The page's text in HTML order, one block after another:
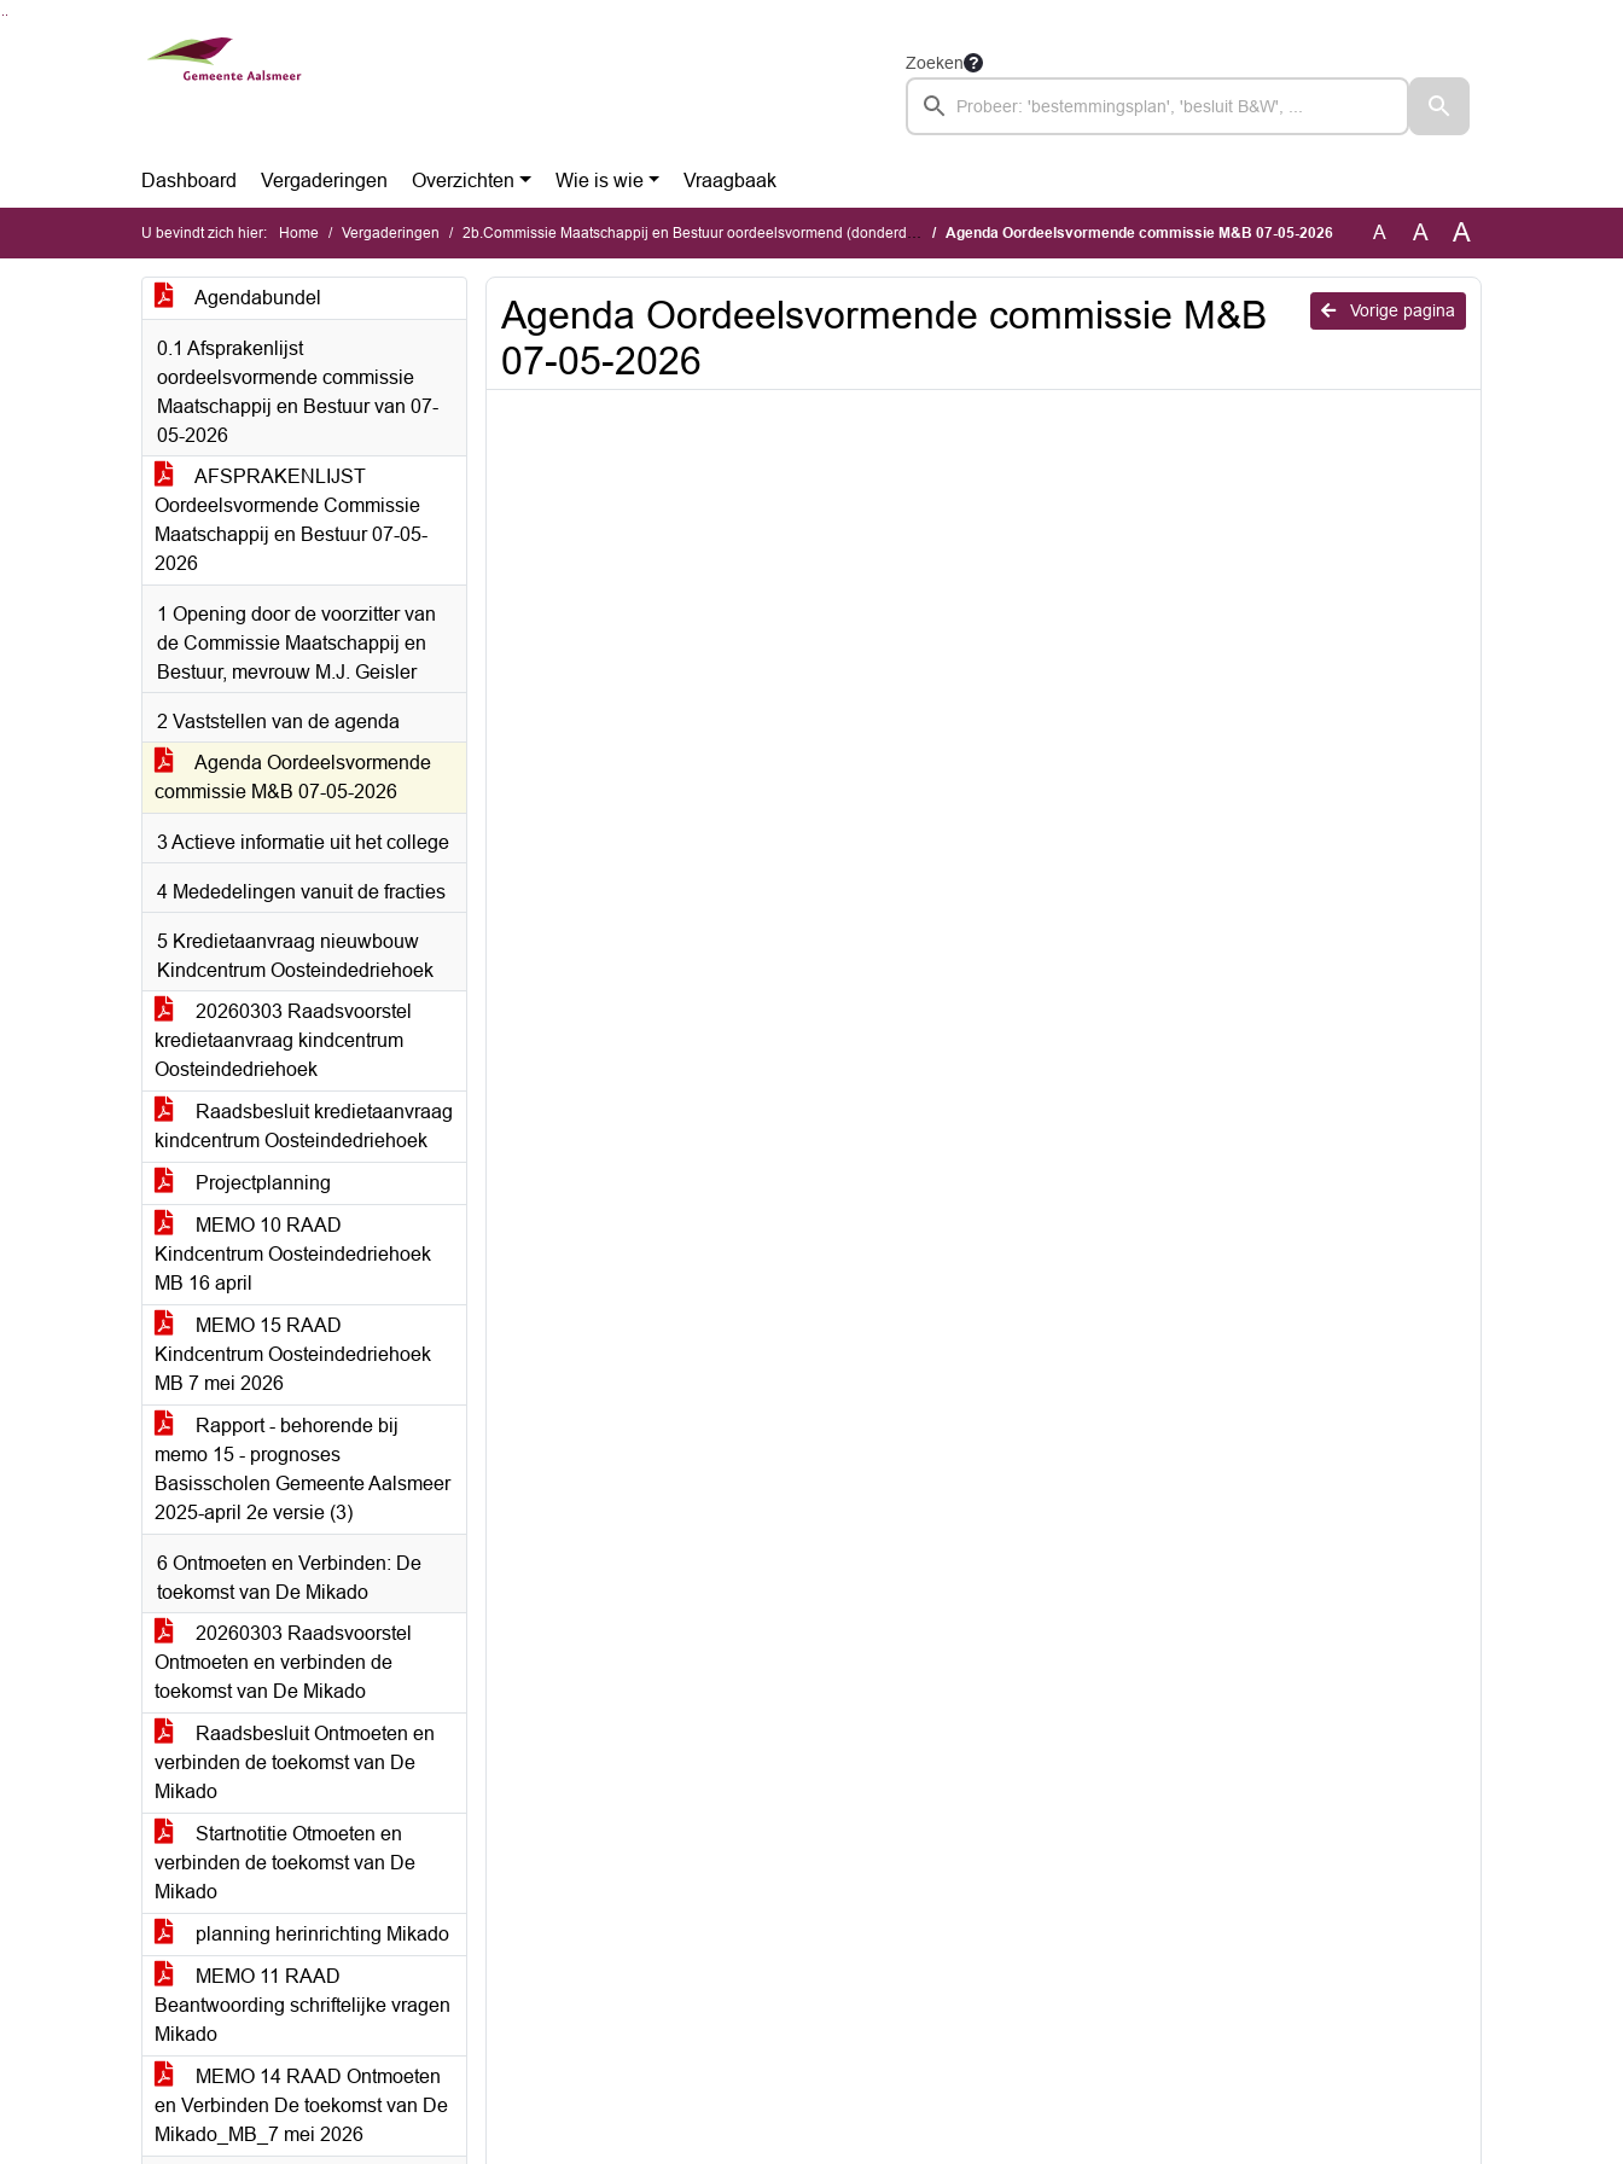
Zoeken
Dashboard Vergaderingen Overzichten Wie is wie Vraagbaak
U bevindt zich hier: Home Vergaderingen 2b.Commissie Maatschappij en Bestuur oordeelsvormend (donderdag 7 mei 2026) Agenda Oordeelsvormende commissie M&B 07-05-2026 A A A
Agendabundel
0.1 Afsprakenlijst
oordeelsvormende commissie
Maatschappij en Bestuur van 07-
05-2026
AFSPRAKENLIJST
Oordeelsvormende Commissie
Maatschappij en Bestuur 07-05-
2026
1 Opening door de voorzitter van
de Commissie Maatschappij en
Bestuur, mevrouw M.J. Geisler
2 Vaststellen van de agenda
Agenda Oordeelsvormende
commissie M&B 07-05-2026
3 Actieve informatie uit het college
4 Mededelingen vanuit de fracties
5 Kredietaanvraag nieuwbouw
Kindcentrum Oosteindedriehoek
20260303 Raadsvoorstel
kredietaanvraag kindcentrum
Oosteindedriehoek
Raadsbesluit kredietaanvraag
kindcentrum Oosteindedriehoek
Projectplanning
MEMO 10 RAAD
Kindcentrum Oosteindedriehoek
MB 16 april
MEMO 15 RAAD
Kindcentrum Oosteindedriehoek
MB 7 mei 2026
Rapport - behorende bij
memo 15 - prognoses
Basisscholen Gemeente Aalsmeer
2025-april 2e versie (3)
6 Ontmoeten en Verbinden: De
toekomst van De Mikado
20260303 Raadsvoorstel
Ontmoeten en verbinden de
toekomst van De Mikado
Raadsbesluit Ontmoeten en
verbinden de toekomst van De
Mikado
Startnotitie Otmoeten en
verbinden de toekomst van De
Mikado
planning herinrichting Mikado
MEMO 11 RAAD
Beantwoording schriftelijke vragen
Mikado
MEMO 14 RAAD Ontmoeten
en Verbinden De toekomst van De
Mikado_MB_7 mei 2026
Vorige pagina
Agenda Oordeelsvormende commissie M&B
07-05-2026